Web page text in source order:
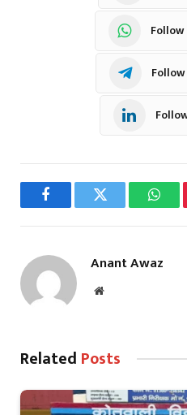
Follow
FacebookTwitter
Anant Awaz
Website
Related Posts